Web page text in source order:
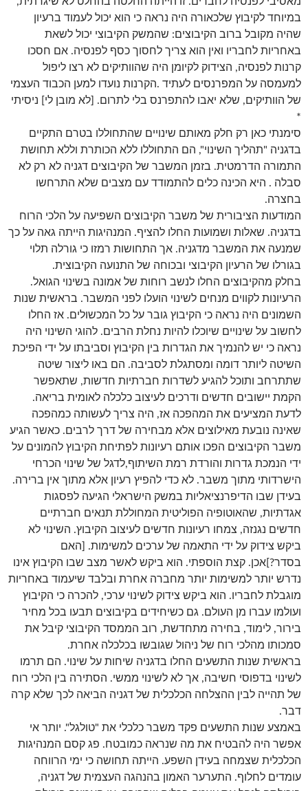
במיוחד לקיבוץ שלכאורה היה נראה כי הוא יכול לעמוד ברעיון
שהיה מקובל ברוב הקיבוצים: שהמשק הקיבוצי יכול לשאת
באחריות לחבריו ואין הוא צריך לחסוך כסף לפנסיה. אם חסכו
קרנות לפנסיה, הצידוק לקיומן היה שהוותיקים לא רצו ליפול
למעמסה על המפרנסים לעתיד .הקרנות נועדו למען הכבוד העצמי
של הוותיקים, שלא יאבו להתפרנס בלי לתרום. [לא מובן לי] ניסיתי
*
סימנתי כאן רק חלק מאותם שינויים שהתחוללו בטרם התקיים
בדגניה "תהליך השינוי", הם התחוללו ללא הכותרת וללא תחושת
התמורה הדרמטית. בזמן המשבר של הקיבוצים דגניה לא רק לא
סבלה . היא הכינה כלים להתמודד עם מצבים שלא התרחשו
בחצרה.
המודעות הציבורית של משבר הקיבוצים השפיעה על הלכי הרוח
בדגניה. שאלות ושמועות החלו להציף. המנהיגות הייתה גאה על כך
שמנעה את המשבר מדגניה. אך התחושות רמזו כי גורלה תלוי
בגורלו של הרעיון הקיבוצי ובכוחה של התנועה הקיבוצית.
בחלק מהקיבוצים החלו לנשב רוחות של אמונה בשינוי הגואל.
הרעיונות לקווים מנחים לשינוי הועלו לפני המשבר. בראשית שנות
השמונים היה נראה כי הקיבוץ גובר על כל המכשולים. אז החלו
לחשוב על שינויים שיוכלו להיות נחלת הרבים. להוגי השינוי היה
נראה כי יש להנמיך את הגדרות בין הקיבוץ וסביבתו על ידי הפיכת
השיטה ליותר דומה ומסתגלת לסביבה. הם באו ליצור שיטה
שתתרחב ותוכל להגיע לשדרות חברתיות חדשות, שתאפשר
הקמת יישובים חדשים ודרכים לעיצוב כלכלה לאומית בריאה.
לדעת המציעים את המהפכה אז, היה צריך לעשותה כמהפכה
שאינה נובעת מאילוצים אלא מבחירה של דרך לרבים. כאשר הגיע
משבר הקיבוצים הפכו אותם רעיונות לפתיחת הקיבוץ להמונים על
ידי הנמכת גדרות והורדת רמת השיתוף,לדגל של שינוי הכרחי
הישרדותי מתוך משבר. לא כדי להפיץ רעיון אלא מתוך אין ברירה.
בעידן שבו הדיפרנציאליות במשק הישראלי הגיעה לפסגות
אגדתיות, שהאוטופיה הפוליטית המחוללת תנאים חברתיים
חדשים נגנזה, צמחו רעיונות חדשים לעיצוב הקיבוץ. השינוי לא
ביקש צידוק על ידי התאמה של ערכים למשימות. [האם
בסדר?]אכן. קצת הוספתי. הוא ביקש לאשר מצב שבו הקיבוץ אינו
נדרש יותר למשימות יותר מחברה אחרת ובלבד שיעמוד באחריות
מוגבלת לחבריו. הוא ביקש צידוק לשינוי ערכי, להכרה כי הקיבוץ
ועולמו עברו מן העולם. גם כשיחידים בקיבוצים תבעו בכל מחיר
בירור, לימוד, בחירה מתחדשת, רוב הממסד הקיבוצי קיבל את
סמכותו מהלכי רוח של ניהול שגובשו בכלכלה אחרת.
בראשית שנות התשעים החלו בדגניה שיחות על שינוי. הם תרמו
לשינוי בדפוסי חשיבה, אך לא לשינוי ממשי. הסתירה בין הלכי רוח
של תהייה לבין ההצלחה הכלכלית של דגניה הביאה לכך שלא קרה
דבר.
באמצע שנות התשעים פקד משבר כלכלי את "טולגל". יותר אי
אפשר היה להבטיח את מה שנראה כמובטח. פג קסם המנהיגות
הכלכלית שצמחה בעידן השפע. הייתה תחושה כי ימי הרווחה
עומדים לחלוף. התערער האמון בהנהגה העצמית של דגניה,